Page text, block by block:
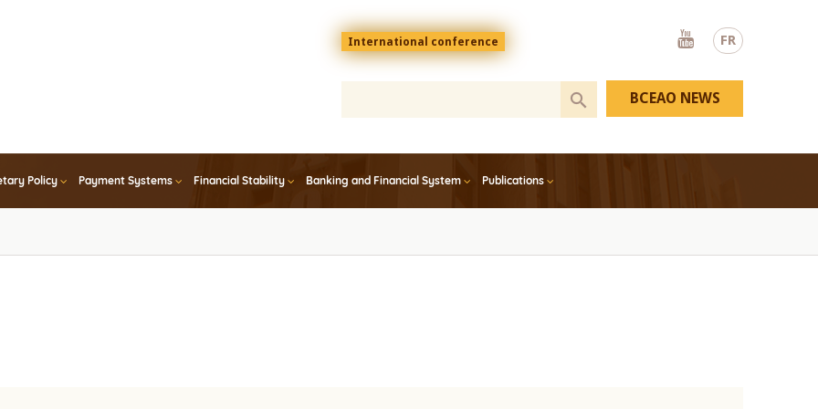
FR
Menu
top
En
International conference
Youtube
Policy Payment Systems Financial Stability Banking and Financial System Publications
BCEAO NEWS